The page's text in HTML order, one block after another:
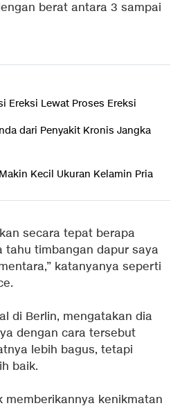
berat antara 3 sampai
Ereksi Lewat Proses Ereksi
dari Penyakit Kronis Jangka
Kecil Ukuran Kelamin Pria
secara tepat berapa
tahu timbangan dapur saya
katanyanya seperti
di Berlin, mengatakan dia
dengan cara tersebut
lebih bagus, tetapi
baik.
memberikannya kenikmatan